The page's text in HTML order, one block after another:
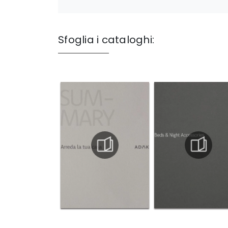
Sfoglia i cataloghi: